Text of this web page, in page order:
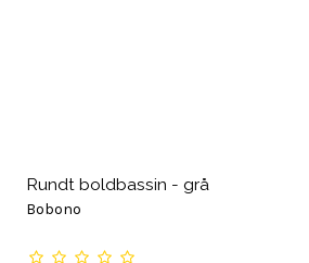
Rundt boldbassin - grå
Bobono